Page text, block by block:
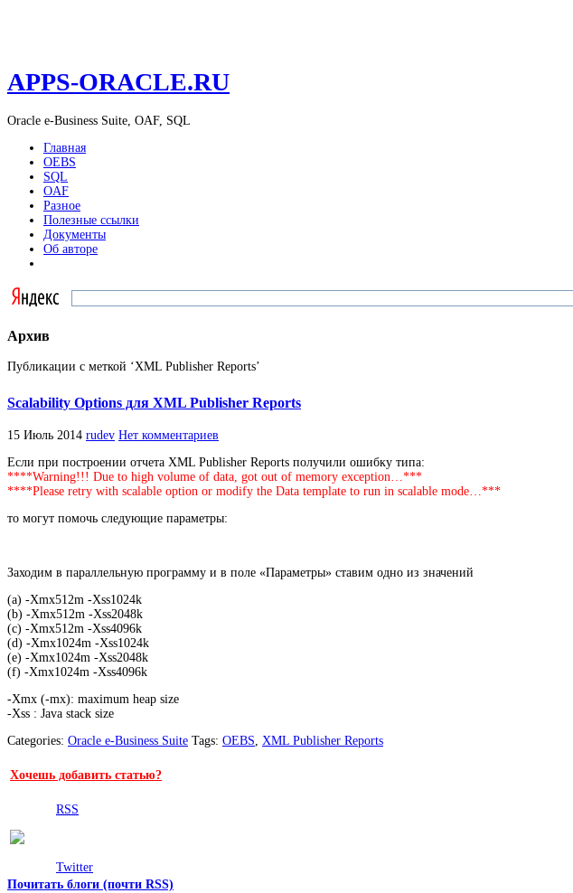
APPS-ORACLE.RU
Oracle e-Business Suite, OAF, SQL
Главная
OEBS
SQL
OAF
Разное
Полезные ссылки
Документы
Об авторе
Архив
Публикации с меткой ‘XML Publisher Reports’
Scalability Options для XML Publisher Reports
15 Июль 2014 rudev Нет комментариев
Если при построении отчета XML Publisher Reports получили ошибку типа:
****Warning!!! Due to high volume of data, got out of memory exception…***
****Please retry with scalable option or modify the Data template to run in scalable mode…***
то могут помочь следующие параметры:
Заходим в параллельную программу и в поле «Параметры» ставим одно из значений
(a) -Xmx512m -Xss1024k
(b) -Xmx512m -Xss2048k
(c) -Xmx512m -Xss4096k
(d) -Xmx1024m -Xss1024k
(e) -Xmx1024m -Xss2048k
(f) -Xmx1024m -Xss4096k
-Xmx (-mx): maximum heap size
-Xss : Java stack size
Categories: Oracle e-Business Suite Tags: OEBS, XML Publisher Reports
Хочешь добавить статью?
RSS
Twitter
Почитать блоги (почти RSS)